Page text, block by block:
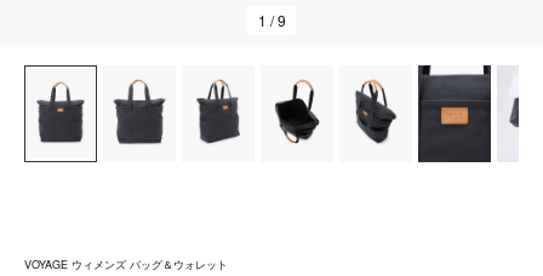
1 / 9
VOYAGE ウィメンズ バッグ＆ウォレット